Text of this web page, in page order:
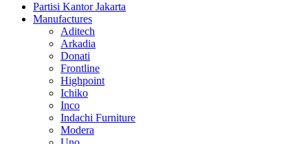
Partisi Kantor Jakarta
Manufactures
Aditech
Arkadia
Donati
Frontline
Highpoint
Ichiko
Inco
Indachi Furniture
Modera